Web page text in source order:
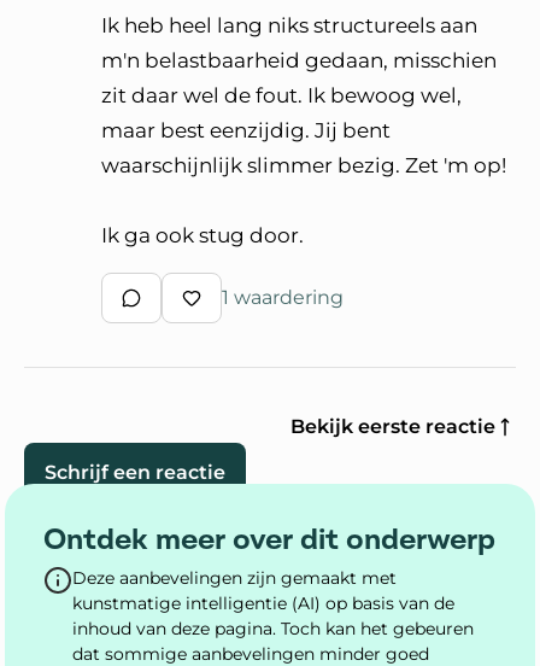
Ik heb heel lang niks structureels aan
m'n belastbaarheid gedaan, misschien
zit daar wel de fout. Ik bewoog wel,
maar best eenzijdig. Jij bent
waarschijnlijk slimmer bezig. Zet 'm op!
Ik ga ook stug door.
Schrijf een reactie
Waardeer reactie
1 waardering
Bekijk eerste reactie
Schrijf een reactie
Ontdek meer over dit onderwerp
Deze aanbevelingen zijn gemaakt met
kunstmatige intelligentie (AI) op basis van de
inhoud van deze pagina. Toch kan het gebeuren
dat sommige aanbevelingen minder goed